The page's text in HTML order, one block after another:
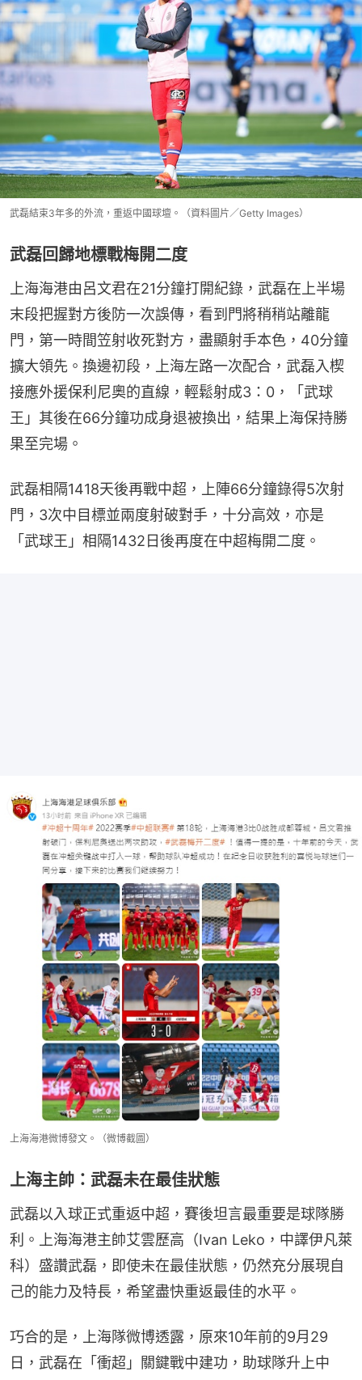
武磊結束3年多的外流，重返中國球壇。（資料圖片／Getty Images）
武磊回歸地標戰梅開二度
上海海港由呂文君在21分鐘打開紀錄，武磊在上半場
末段把握對方後防一次誤傳，看到門將稍稍站離龍
門，第一時間笠射收死對方，盡顯射手本色，40分鐘
擴大領先。換邊初段，上海左路一次配合，武磊入楔
接應外援保利尼奧的直線，輕鬆射成3：0，「武球
王」其後在66分鐘功成身退被換出，結果上海保持勝
果至完場。
武磊相隔1418天後再戰中超，上陣66分鐘錄得5次射
門，3次中目標並兩度射破對手，十分高效，亦是
「武球王」相隔1432日後再度在中超梅開二度。
上海海港微博發文。（微博截圖）
上海主帥：武磊未在最佳狀態
武磊以入球正式重返中超，賽後坦言最重要是球隊勝
利。上海海港主帥艾雲歷高（Ivan Leko，中譯伊凡萊
科）盛讚武磊，即使未在最佳狀態，仍然充分展現自
己的能力及特長，希望盡快重返最佳的水平。
巧合的是，上海隊微博透露，原來10年前的9月29
日，武磊在「衝超」關鍵戰中建功，助球隊升上中